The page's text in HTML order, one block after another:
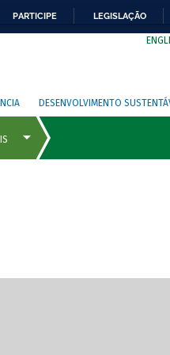
PARTICIPE LEGISLAÇÃO
DESENVOLVIMENTO
de